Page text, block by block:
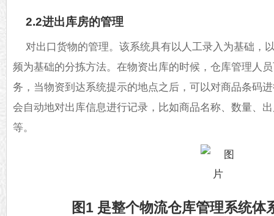
2.2进出库房的管理
对出口货物的管理。该系统具有以人工录入为基础，
频为基础的分拣方法。在物资出库的时候，仓库管理人
务，当物资到达系统提示的地点之后，可以对商品条码
会自动地对出库信息进行记录，比如商品名称、数量、
等。
图1 是整个物流仓库管理系统体